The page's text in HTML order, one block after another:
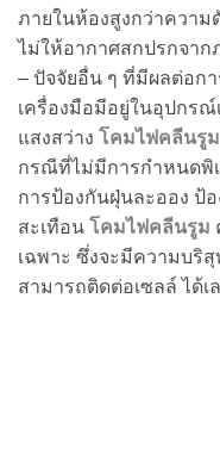
ภายในห้องสูงกว่าควา
ไม่ให้อากาศสกปรกจาก
– ปัจจัยอื่น ๆ ที่มีผลต่อก
เครื่องมือมีอยู่ในอุปกรณ์
แสงสว่าง โคมไฟคลีนรูม
กรณีที่ไม่มีการกำหนดพิ
การป้องกันฝุ่นละออง ป้
สะเทือน โคมไฟคลีนรูม
เฉพาะ ซึ่งจะมีความบริสุ
สามารถติดต่อเซลล์ ได้เ